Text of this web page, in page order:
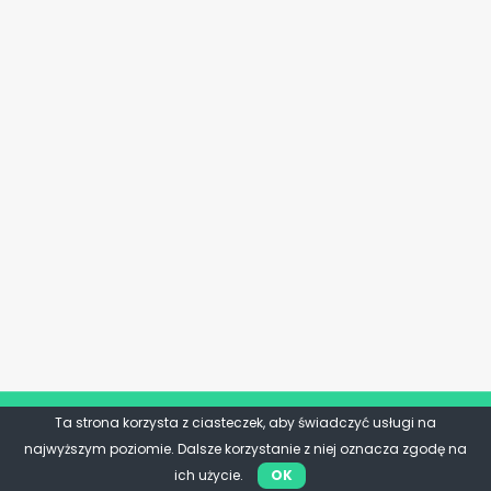
Ta strona korzysta z ciasteczek, aby świadczyć usługi na
najwyższym poziomie. Dalsze korzystanie z niej oznacza zgodę na
ich użycie.
OK